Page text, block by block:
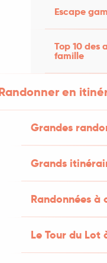
Escape
Top 10 des
famille
en
Grandes
Grands
Randonnées
Le Tour du Lot
Musée de
46330
!